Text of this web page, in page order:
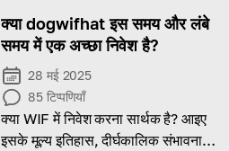
क्या dogwifhat इस समय और लंबे
समय में एक अच्छा निवेश है?
28 मई 2025
85 टिप्पणियाँ
क्या WIF में निवेश करना सार्थक है? आइए
इसके मूल्य इतिहास, दीर्घकालिक संभावनाओं